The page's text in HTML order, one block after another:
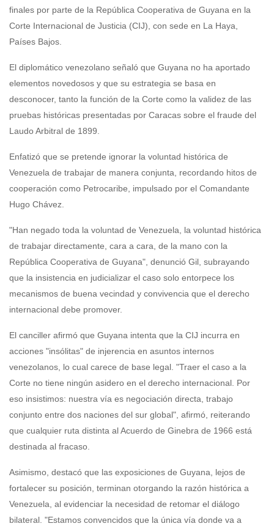
finales por parte de la República Cooperativa de Guyana en la
Corte Internacional de Justicia (CIJ), con sede en La Haya,
Países Bajos.
El diplomático venezolano señaló que Guyana no ha aportado
elementos novedosos y que su estrategia se basa en
desconocer, tanto la función de la Corte como la validez de las
pruebas históricas presentadas por Caracas sobre el fraude del
Laudo Arbitral de 1899.
Enfatizó que se pretende ignorar la voluntad histórica de
Venezuela de trabajar de manera conjunta, recordando hitos de
cooperación como Petrocaribe, impulsado por el Comandante
Hugo Chávez.
"Han negado toda la voluntad de Venezuela, la voluntad histórica
de trabajar directamente, cara a cara, de la mano con la
República Cooperativa de Guyana", denunció Gil, subrayando
que la insistencia en judicializar el caso solo entorpece los
mecanismos de buena vecindad y convivencia que el derecho
internacional debe promover.
El canciller afirmó que Guyana intenta que la CIJ incurra en
acciones "insólitas" de injerencia en asuntos internos
venezolanos, lo cual carece de base legal. "Traer el caso a la
Corte no tiene ningún asidero en el derecho internacional. Por
eso insistimos: nuestra vía es negociación directa, trabajo
conjunto entre dos naciones del sur global", afirmó, reiterando
que cualquier ruta distinta al Acuerdo de Ginebra de 1966 está
destinada al fracaso.
Asimismo, destacó que las exposiciones de Guyana, lejos de
fortalecer su posición, terminan otorgando la razón histórica a
Venezuela, al evidenciar la necesidad de retomar el diálogo
bilateral. "Estamos convencidos que la única vía donde va a